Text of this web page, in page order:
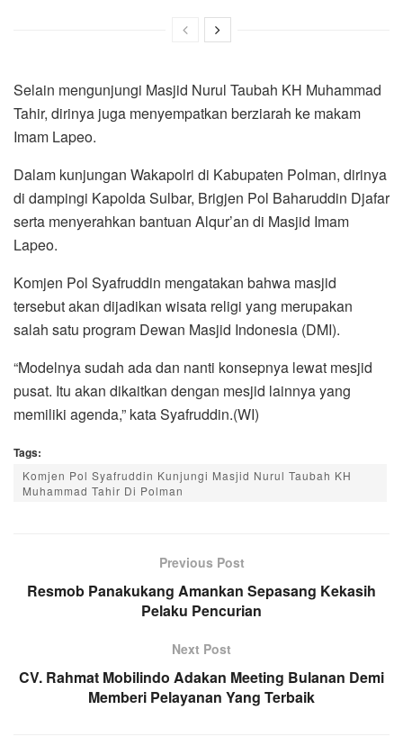
Selain mengunjungi Masjid Nurul Taubah KH Muhammad
Tahir, dirinya juga menyempatkan berziarah ke makam
Imam Lapeo.
Dalam kunjungan Wakapolri di Kabupaten Polman, dirinya
di dampingi Kapolda Sulbar, Brigjen Pol Baharuddin Djafar
serta menyerahkan bantuan Alqur’an di Masjid Imam
Lapeo.
Komjen Pol Syafruddin mengatakan bahwa masjid
tersebut akan dijadikan wisata religi yang merupakan
salah satu program Dewan Masjid Indonesia (DMI).
“Modelnya sudah ada dan nanti konsepnya lewat mesjid
pusat. Itu akan dikaitkan dengan mesjid lainnya yang
memiliki agenda,” kata Syafruddin.(WI)
Tags:
Komjen Pol Syafruddin Kunjungi Masjid Nurul Taubah KH
Muhammad Tahir Di Polman
Previous Post
Resmob Panakukang Amankan Sepasang Kekasih
Pelaku Pencurian
Next Post
CV. Rahmat Mobilindo Adakan Meeting Bulanan Demi
Memberi Pelayanan Yang Terbaik